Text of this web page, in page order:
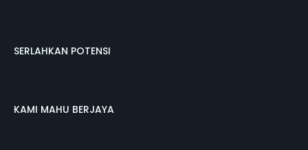
SERLAHKAN POTENSI
KAMI MAHU BERJAYA